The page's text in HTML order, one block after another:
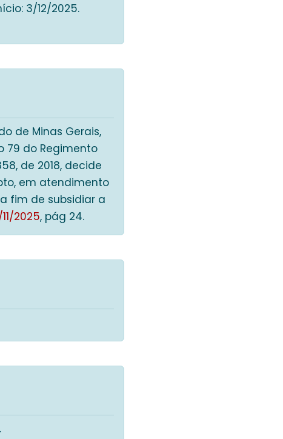
3/12/2025.
de Minas Gerais,
79 do Regimento
de 2018, decide
em atendimento
fim de subsidiar a
2025, pág 24.